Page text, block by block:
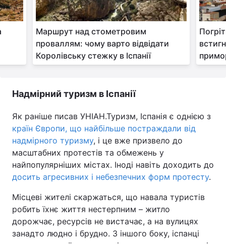
Маршрут над стометровим
проваллям: чому варто відвідати
Королівську стежку в Іспанії
Надмірний туризм в Іспанії
Як раніше писав УНІАН.Туризм, Іспанія є однією з
країн Європи, що найбільше постраждали від
надмірного туризму, і це вже призвело до
масштабних протестів та обмежень у
найпопулярніших містах. Іноді навіть доходить до
досить агресивних і небезпечних форм протесту.
Місцеві жителі скаржаться, що навала туристів
робить їхнє життя нестерпним – житло
дорожчає, ресурсів не вистачає, а на вулицях
занадто людно і брудно. З іншого боку, іспанці